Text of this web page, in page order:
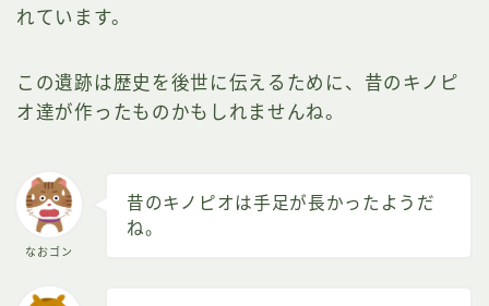
れています。
この遺跡は歴史を後世に伝えるために、昔のキノピ
オ達が作ったものかもしれませんね。
なおゴン
昔のキノピオは手足が長かったようだ
ね。